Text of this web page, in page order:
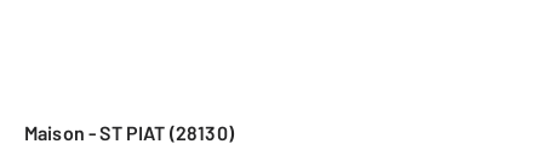
Maison - ST PIAT (28130)